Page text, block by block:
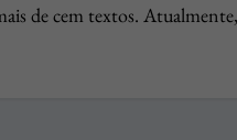
de cem textos. Atualmente,